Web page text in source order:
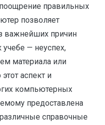
поощрение правильных
позволяет
важнейших причин
учебе — неуспех,
материала или
аспект и
компьютерных
предоставлена
справочные